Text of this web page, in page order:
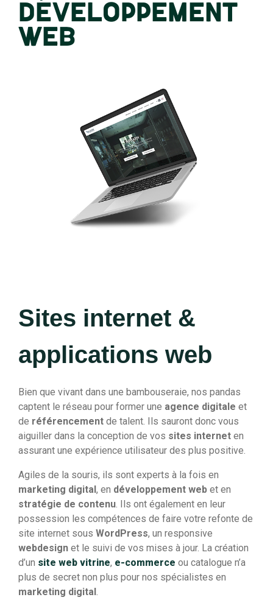
DÉVELOPPEMENT
WEB
Sites internet &
applications web
Bien que vivant dans une bambouseraie, nos pandas
captent le réseau pour former une agence digitale et
de référencement de talent. Ils sauront donc vous
aiguiller dans la conception de vos sites internet en
assurant une expérience utilisateur des plus positive.
Agiles de la souris, ils sont experts à la fois en
marketing digital, en développement web et en
stratégie de contenu. Ils ont également en leur
possession les compétences de faire votre refonte de
site internet sous WordPress, un responsive
webdesign et le suivi de vos mises à jour. La création
d’un site web vitrine, e-commerce ou catalogue n’a
plus de secret non plus pour nos spécialistes en
marketing digital.